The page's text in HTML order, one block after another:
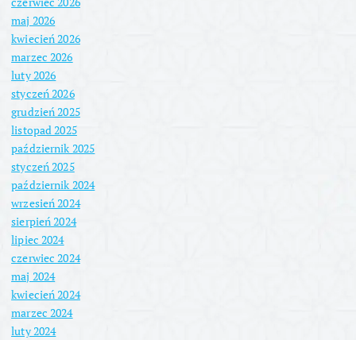
maj 2026
kwiecień 2026
marzec 2026
luty 2026
styczeń 2026
grudzień 2025
listopad 2025
październik 2025
styczeń 2025
październik 2024
wrzesień 2024
sierpień 2024
lipiec 2024
czerwiec 2024
maj 2024
kwiecień 2024
marzec 2024
luty 2024